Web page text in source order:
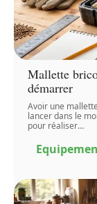
Mallette
démarrer
Avoir une
lancer dans le
pour réaliser…